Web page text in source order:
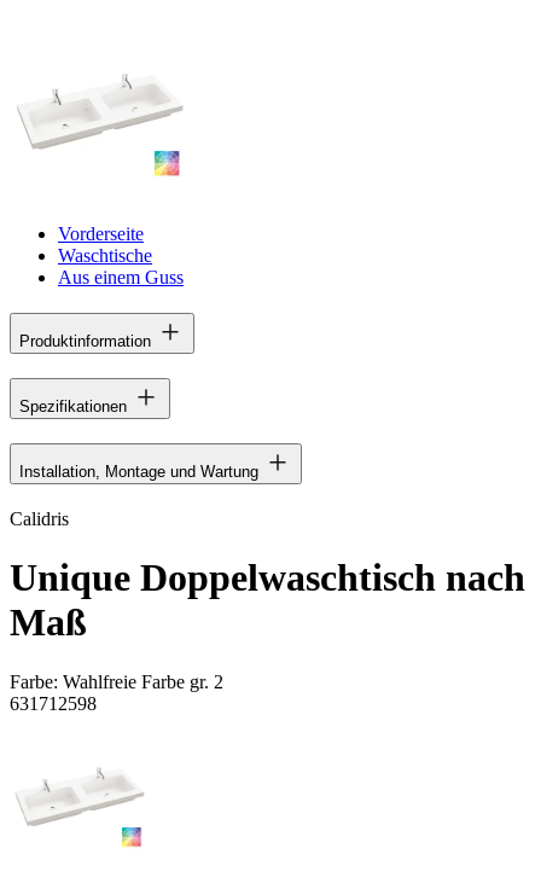
Vorderseite
Waschtische
Aus einem Guss
Produktinformation
Spezifikationen
Installation, Montage und Wartung
Calidris
Unique Doppelwaschtisch nach
Maß
Farbe: Wahlfreie Farbe gr. 2
631712598